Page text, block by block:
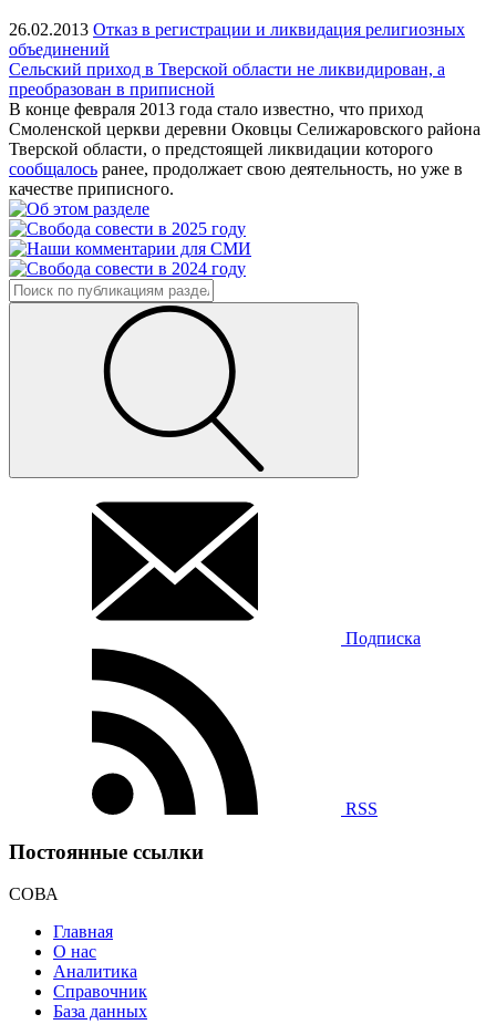
26.02.2013 Отказ в регистрации и ликвидация религиозных
объединений
Сельский приход в Тверской области не ликвидирован, а
преобразован в приписной
В конце февраля 2013 года стало известно, что приход
Смоленской церкви деревни Оковцы Селижаровского района
Тверской области, о предстоящей ликвидации которого
сообщалось ранее, продолжает свою деятельность, но уже в
качестве приписного.
Подписка
RSS
Постоянные ссылки
СОВА
Главная
О нас
Аналитика
Справочник
База данных